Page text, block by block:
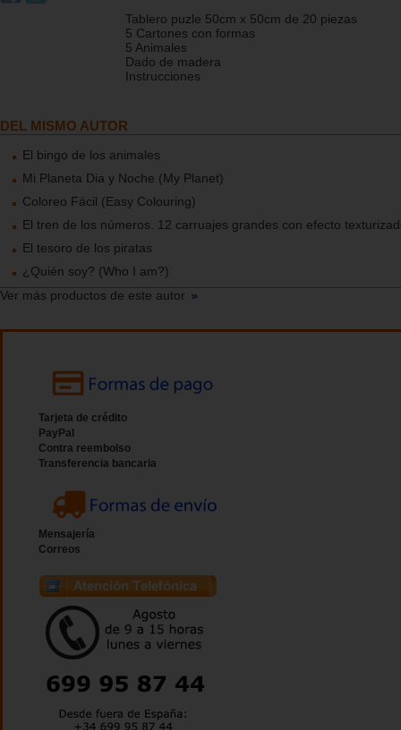
Tablero puzle 50cm x 50cm de 20 piezas
5 Cartones con formas
5 Animales
Dado de madera
Instrucciones
DEL MISMO AUTOR
El bingo de los animales
Mi Planeta Dia y Noche (My Planet)
Coloreo Fácil (Easy Colouring)
El tren de los números. 12 carruajes grandes con efecto
El tesoro de los piratas
¿Quién soy? (Who I am?)
Ver más productos de este autor
Tarjeta de crédito
PayPal
Contra reembolso
Transferencia bancaria
Mensajería
Correos